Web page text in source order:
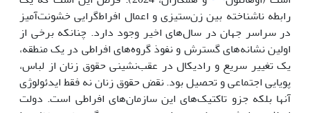
رابطه ناشناخته بین زن‌ستیزی و اعمال افراط‌گرایی خشونت‌آمیز
در سراسر جهان در سال‌های اخیر وجود دارد. چنانکه برخی از
اولین نشانه‌های گسترش و نفوذ گروه‌های افراطی در یک منطقه،
یک تغییر سریع و رادیکال در عقب‌نشینی حقوق زنان از لباس،
پویایی اجتماعی و تحصیل بود. نقض حقوق زنان نه فقط ایدئولوژی
آنها بلکه جزو تاکتیک‌های این سازمان‌های افراطی است. دولت